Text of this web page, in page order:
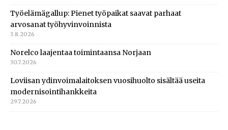
Työelämägallup: Pienet työpaikat saavat parhaat
arvosanat työhyvinvoinnista
3.8.2026
Norelco laajentaa toimintaansa Norjaan
30.7.2026
Loviisan ydinvoimalaitoksen vuosihuolto sisältää useita
modernisointihankkeita
29.7.2026